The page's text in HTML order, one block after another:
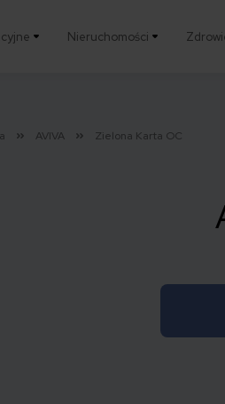
Nieruchomości
AVIVA Zielona Karta OC